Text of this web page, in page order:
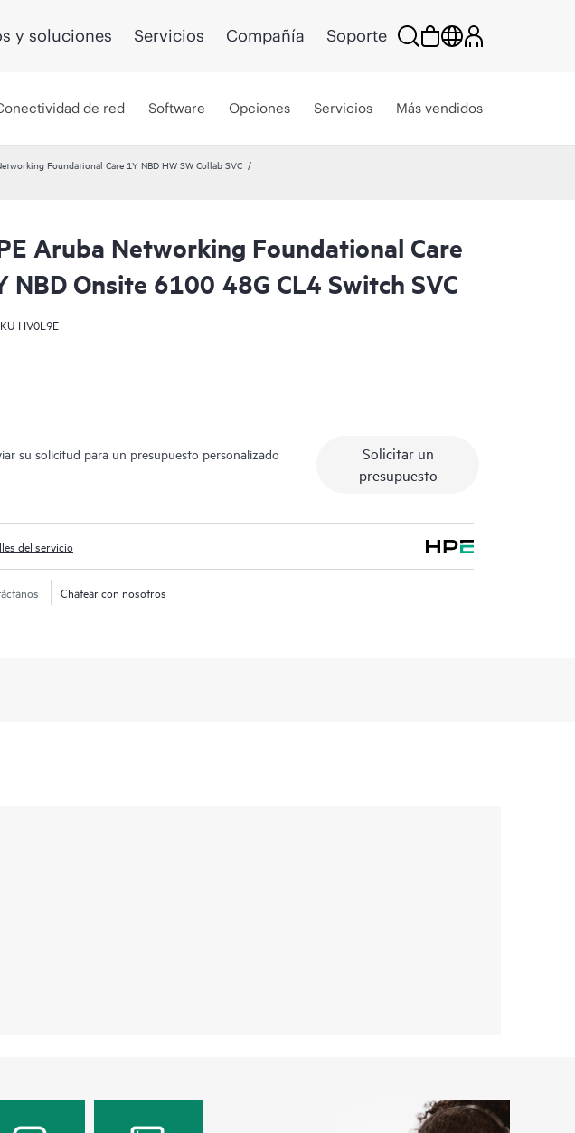
y soluciones Servicios Compañía Soporte
de red Software Opciones Servicios Más vendidos
Foundational Care 1Y NBD HW SW Collab SVC
Aruba Networking Foundational Care
NBD Onsite 6100 48G CL4 Switch SVC
HV0L9E
su solicitud para un presupuesto personalizado
Solicitar un
presupuesto
del servicio
Chatear con nosotros